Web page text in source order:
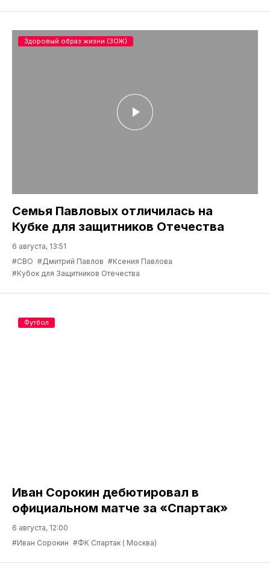
Семья Павловых отличилась на
Кубке для защитников Отечества
6 августа, 13:51
#СВО #Дмитрий Павлов #Ксения Павлова
#Кубок для Защитников Отечества
Здоровый образ жизни (ЗОЖ)
Иван Сорокин дебютировал в
официальном матче за «Спартак»
6 августа, 12:00
#Иван Сорокин #ФК Спартак ( Москва)
Футбол